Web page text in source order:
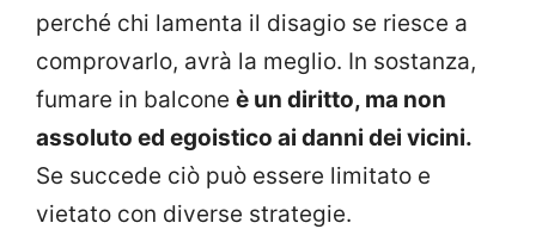
perché chi lamenta il disagio se riesce a
comprovarlo, avrà la meglio. In sostanza,
fumare in balcone è un diritto, ma non
assoluto ed egoistico ai danni dei vicini.
Se succede ciò può essere limitato e
vietato con diverse strategie.